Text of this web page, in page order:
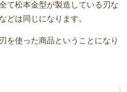
て松本金型が製造している刃な
どは同じになります。
を使った商品ということになり